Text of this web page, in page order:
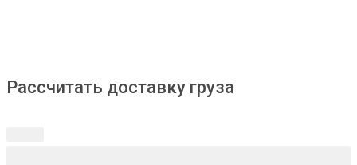
Рассчитать доставку груза